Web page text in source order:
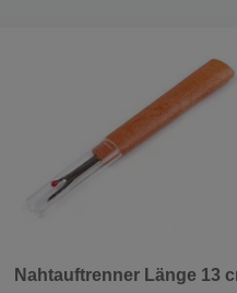
Nahtauftrenner Länge 13